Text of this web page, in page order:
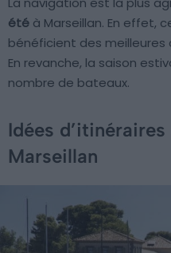
été à Marseillan. En effet,
bénéficient des
En revanche, la saison
nombre de bateaux.
Idées
Marseillan